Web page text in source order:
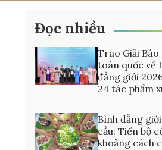
Đọc nhiều
Trao Giải Báo
toàn quốc về
đẳng giới
24 tác phẩm
Bình đẳng
cầu: Tiến bộ
khoảng cách